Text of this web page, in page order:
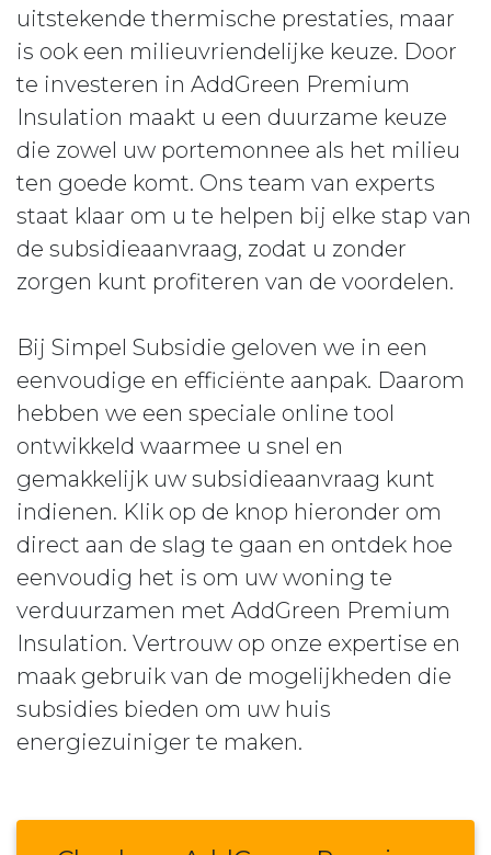
uitstekende thermische prestaties, maar
is ook een milieuvriendelijke keuze. Door
te investeren in AddGreen Premium
Insulation maakt u een duurzame keuze
die zowel uw portemonnee als het milieu
ten goede komt. Ons team van experts
staat klaar om u te helpen bij elke stap van
de subsidieaanvraag, zodat u zonder
zorgen kunt profiteren van de voordelen.
Bij Simpel Subsidie geloven we in een
eenvoudige en efficiënte aanpak. Daarom
hebben we een speciale online tool
ontwikkeld waarmee u snel en
gemakkelijk uw subsidieaanvraag kunt
indienen. Klik op de knop hieronder om
direct aan de slag te gaan en ontdek hoe
eenvoudig het is om uw woning te
verduurzamen met AddGreen Premium
Insulation. Vertrouw op onze expertise en
maak gebruik van de mogelijkheden die
subsidies bieden om uw huis
energiezuiniger te maken.